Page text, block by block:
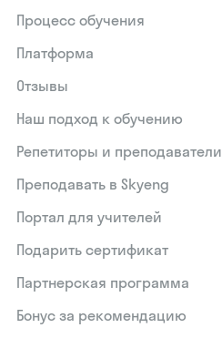
Процесс обучения
Платформа
Отзывы
Наш подход к обучению
Репетиторы и преподаватели
Преподавать в Skyeng
Портал для учителей
Подарить сертификат
Партнерская программа
Бонус за рекомендацию